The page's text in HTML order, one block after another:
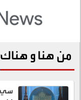
من هنا و هناك
سي